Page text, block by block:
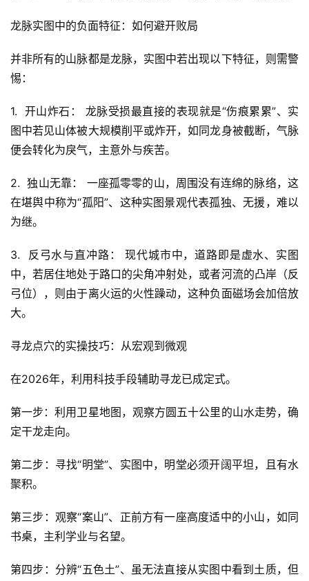
龙脉实图中的负面特征：如何避开败局
并非所有的山脉都是龙脉，实图中若出现以下特征，则需警
惕：
1.  开山炸石： 龙脉受损最直接的表现就是“伤痕累累”、实
图中若见山体被大规模削平或炸开，如同龙身被截断，气脉
便会转化为戾气，主意外与疾苦。
2.  独山无靠： 一座孤零零的山，周围没有连绵的脉络，这
在堪舆中称为“孤阳”、这种实图景观代表孤独、无援，难以
为继。
3.  反弓水与直冲路： 现代城市中，道路即是虚水、实图
中，若居住地处于路口的尖角冲射处，或者河流的凸岸（反
弓位），则由于离火运的火性躁动，这种负面磁场会加倍放
大。
寻龙点穴的实操技巧：从宏观到微观
在2026年，利用科技手段辅助寻龙已成定式。
第一步：利用卫星地图，观察方圆五十公里的山水走势，确
定干龙走向。
第二步：寻找“明堂”、实图中，明堂必须开阔平坦，且有水
聚积。
第三步：观察“案山”、正前方有一座高度适中的小山，如同
书桌，主利学业与名望。
第四步：分辨“五色土”、虽无法直接从实图中看到土质，但